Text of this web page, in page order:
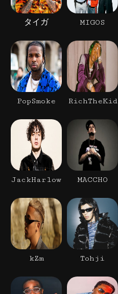
タイガ MIGOS
PopSmoke RichTheKid
JackHarlow MACCHO
kZm Tohji